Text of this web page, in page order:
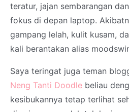
teratur, jajan sembarangan
fokus di depan laptop.
gampang lelah, kulit kusam,
kali berantakan alias
Saya teringat juga teman
Neng Tanti Doodle beliau
kesibukannya tetap terlihat